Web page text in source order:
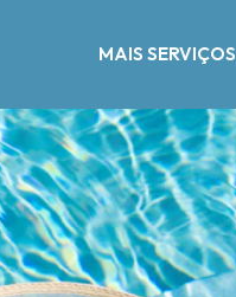
MAIS SERVIÇOS